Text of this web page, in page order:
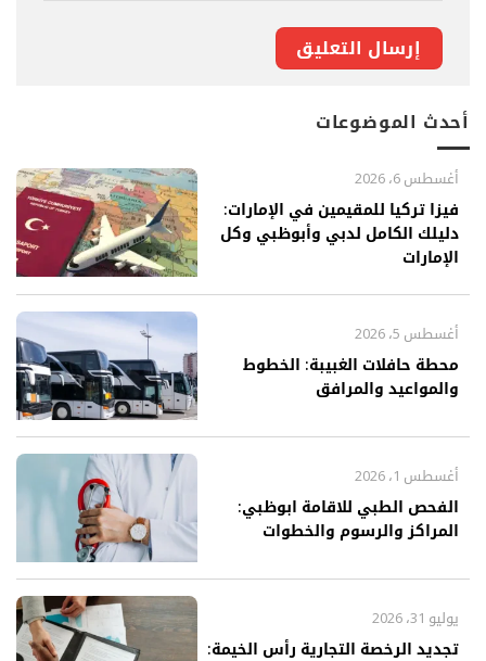
أحدث الموضوعات
فيزا تركيا للمقيمين في الإمارات:
دليلك الكامل لدبي وأبوظبي وكل
الإمارات
أغسطس 6، 2026
محطة حافلات الغبيبة: الخطوط
والمواعيد والمرافق
أغسطس 5، 2026
الفحص الطبي للاقامة ابوظبي:
المراكز والرسوم والخطوات
أغسطس 1، 2026
تجديد الرخصة التجارية رأس الخيمة:
يوليو 31، 2026